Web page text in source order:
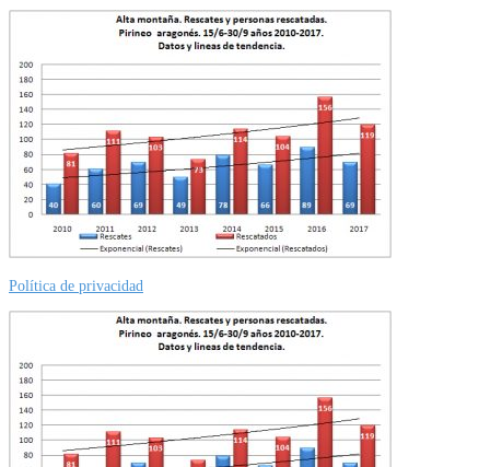
Política de privacidad